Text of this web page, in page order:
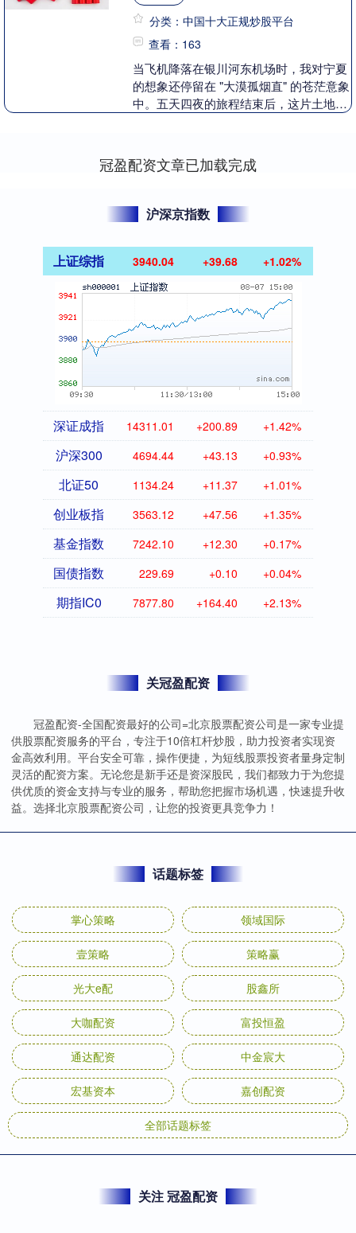
分类：中国十大正规炒股平台
查看：163
当飞机降落在银川河东机场时，我对宁夏
的想象还停留在 "大漠孤烟直" 的苍茫意象
中。五天四夜的旅程结束后，这片土地在
冠盈配资文章已加载完成
沪深京指数
上证综指 3940.04 +39.68 +1.02%
深证成指 14311.01 +200.89 +1.42%
沪深300 4694.44 +43.13 +0.93%
北证50 1134.24 +11.37 +1.01%
创业板指 3563.12 +47.56 +1.35%
基金指数 7242.10 +12.30 +0.17%
国债指数 229.69 +0.10 +0.04%
期指IC0 7877.80 +164.40 +2.13%
关冠盈配资
冠盈配资-全国配资最好的公司=北京股票配资公司是一家专业提
供股票配资服务的平台，专注于10倍杠杆炒股，助力投资者实现资
金高效利用。平台安全可靠，操作便捷，为短线股票投资者量身定制
灵活的配资方案。无论您是新手还是资深股民，我们都致力于为您提
供优质的资金支持与专业的服务，帮助您把握市场机遇，快速提升收
益。选择北京股票配资公司，让您的投资更具竞争力！
话题标签
掌心策略 领域国际
壹策略 策略赢
光大e配 股鑫所
大咖配资 富投恒盈
通达配资 中金宸大
宏基资本 嘉创配资
全部话题标签
关注 冠盈配资